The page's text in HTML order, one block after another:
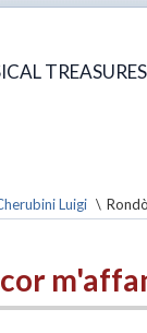
TREASURES
Luigi \